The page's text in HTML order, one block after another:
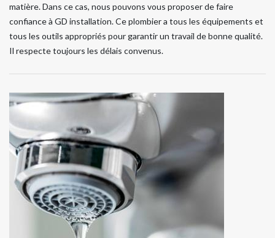
matière. Dans ce cas, nous pouvons vous proposer de faire
confiance à GD installation. Ce plombier a tous les équipements et
tous les outils appropriés pour garantir un travail de bonne qualité.
Il respecte toujours les délais convenus.